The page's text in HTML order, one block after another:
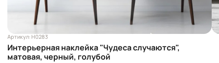
Артикул: Н0283
Интерьерная наклейка "Чудеса случаются",
матовая, черный, голубой